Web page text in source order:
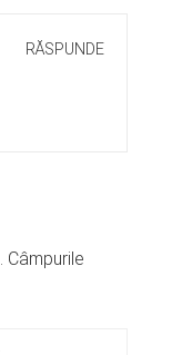
RĂSPUNDE
Câmpurile